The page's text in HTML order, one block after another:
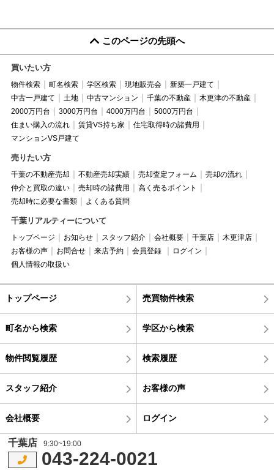
このページの先頭へ
買いたい方
物件検索 町名検索 学区検索 現地販売会
新築一戸建て
中古一戸建て
土地 中古マンション 千葉の不動産
木更津の不動産
2000万円台
3000万円台 4000万円台
5000万円台
住まい購入の流れ
賃貸VS持ち家
住宅取得時の諸費用
マンションVS戸建て
売りたい方
千葉の不動産売却 不動産売却実績 売却査定フォーム
売却の流れ
仲介と買取の違い
売却時の諸費用
高く売るポイント
売却時に必要な書類
よくある質問
千葉リアルティーについて
トップページ お知らせ スタッフ紹介 会社概要 千葉店
木更津店
お客様の声
お問合せ 来店予約 会員登録
ログイン
個人情報の取扱い
トップページ 売買物件検索
町名から検索 学区から検索
物件閲覧履歴 検索履歴
スタッフ紹介 お客様の声
会社概要 ログイン
千葉店 9:30~19:00
043-224-0021